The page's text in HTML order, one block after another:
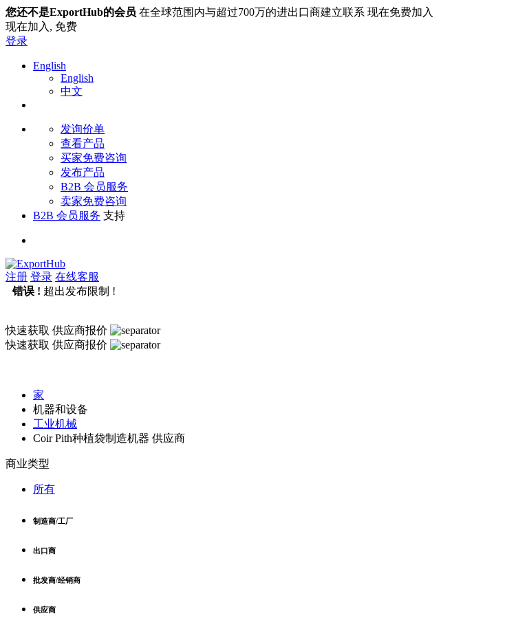
您还不是ExportHub的会员 在全球范围内与超过700万的进出口商建立联系 现在免费加入
现在加入, 免费
登录
English
English
中文
发询价单
查看产品
买家免费咨询
发布产品
B2B 会员服务
卖家免费咨询
B2B 会员服务 支持
注册 登录 在线客服
错误 ! 超出发布限制 !
快速获取 供应商报价
快速获取 供应商报价
家
机器和设备
工业机械
Coir Pith种植袋制造机器 供应商
商业类型
所有
制造商/工厂
出口商
批发商/经销商
供应商